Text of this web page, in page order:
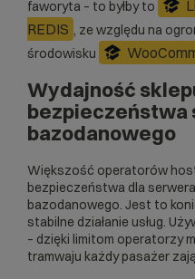
faworyta – to byłby to
REDIS , ze względu na
środowisku
Wydajność
bezpieczeństwa
bazodanowego
Większość operatorów
bezpieczeństwa dla
bazodanowego. Jest to
stabilne działanie usług.
– dzięki limitom operatorzy
tramwaju każdy pasażer